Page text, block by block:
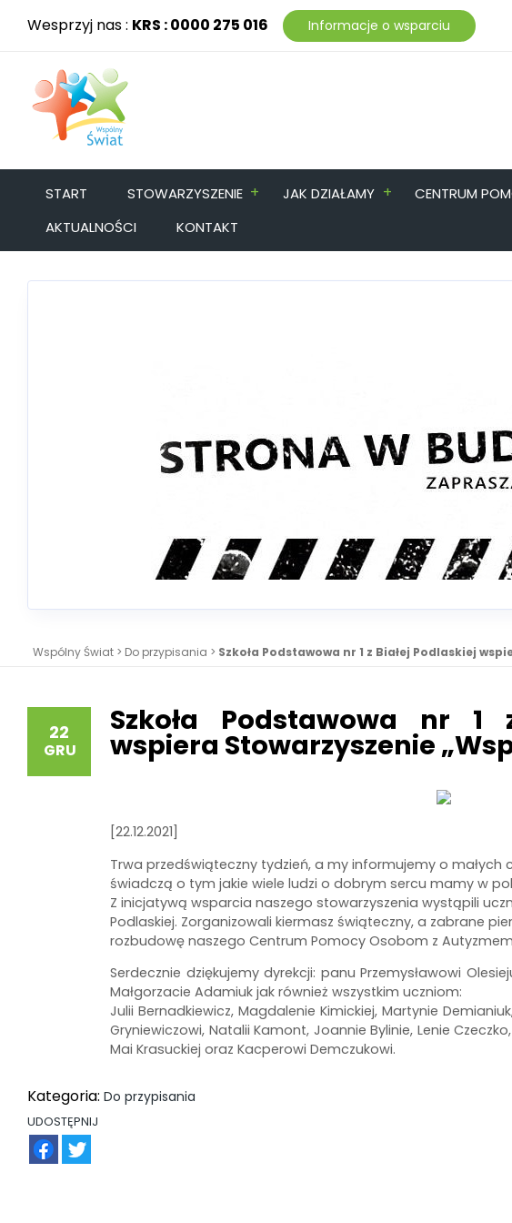
Wesprzyj nas : KRS : 0000 275 016 Informacje o wsparciu
START STOWARZYSZENIE + JAK DZIAŁAMY + CENTRUM
AKTUALNOŚCI
KONTAKT
Wspólny Świat > Do przypisania > Szkoła Podstawowa nr 1 z Białej Podlaskiej
22
GRU
Szkoła Podstawowa nr 1
wspiera Stowarzyszenie
[22.12.2021]
Trwa przedświąteczny tydzień, a my informujemy o małych
świadczą o tym jakie wiele ludzi o dobrym sercu mamy w
Z inicjatywą wsparcia naszego stowarzyszenia wystąpili
Podlaskiej. Zorganizowali kiermasz świąteczny, a zabrane
rozbudowę naszego Centrum Pomocy Osobom z
Serdecznie dziękujemy dyrekcji: panu Przemysławowi
Małgorzacie Adamiuk jak również wszystkim uczniom:
Julii Bernadkiewicz, Magdalenie Kimickiej, Martynie
Gryniewiczowi, Natalii Kamont, Joannie Bylinie, Lenie
Mai Krasuckiej oraz Kacperowi Demczukowi.
Kategoria: Do przypisania
UDOSTĘPNIJ